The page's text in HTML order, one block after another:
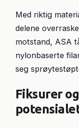
Med riktig
delene
motstand, ASA
nylonbaserte
seg
Fiksurer